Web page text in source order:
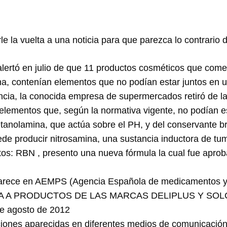
la vuelta a una noticia para que parezca lo contrario
en julio de que 11 productos cosméticos que
contenían elementos que no podían estar juntos en
la conocida empresa de supermercados retiró de
que, según la normativa vigente, no podían
que actúa sobre el PH, y del conservante
producir nitrosamina, una sustancia inductora de
RBN , presento una nueva fórmula la cual fue
en AEMPS (Agencia Española de medicamentos
A PRODUCTOS DE LAS MARCAS DELIPLUS Y
agosto de 2012
aparecidas en diferentes medios de